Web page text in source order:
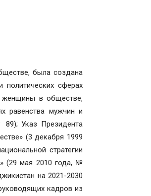
была создана
политических сферах
женщины в обществе,
равенства мужчин и
Указ Президента
(3 декабря 1999
стратегии
(29 мая 2010 года, №
на 2021-2030
кадров из